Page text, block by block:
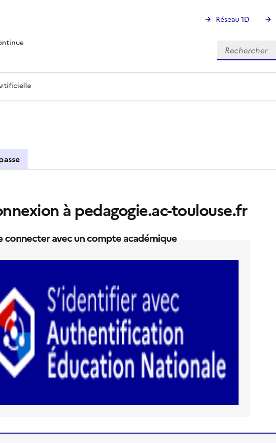
Réseau 1D
Rechercher
Rechercher
à pedagogie.ac-toulouse.fr
connecter avec un compte académique